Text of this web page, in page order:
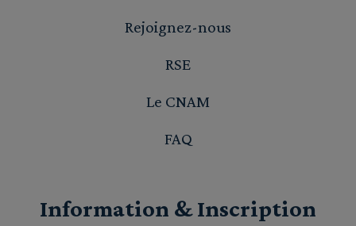
Rejoignez-nous
RSE
Le CNAM
FAQ
Information & Inscription